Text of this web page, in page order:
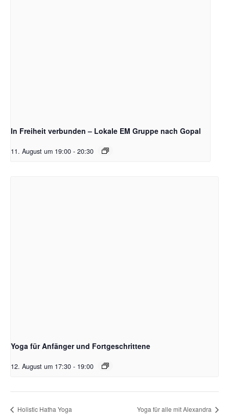
In Freiheit verbunden – Lokale EM Gruppe nach Gopal
11. August um 19:00 - 20:30
Yoga für Anfänger und Fortgeschrittene
12. August um 17:30 - 19:00
Holistic Hatha Yoga Yoga für alle mit Alexandra